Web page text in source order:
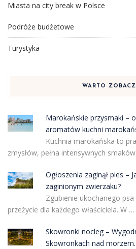
Miasta na city break w Polsce
Podróże budżetowe
Turystyka
WARTO
Marokańskie przysmaki –
aromatów kuchni
Kuchnia marokańska to
zmysłów, pełna intensywnych
Ogłoszenia zaginął pies –
zaginionym zwierzaku?
Zgubienie ukochanego
przeżycie dla każdego właściciela. W …
Skowronki nocleg –
Skowronkach nad morzem.